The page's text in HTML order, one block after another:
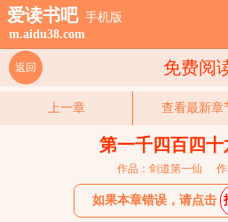
爱读书吧 手机版
m.aidu38.com
免费阅
返回
上一章 查看最新章
第一千四百四十
作品：剑道第一仙
如果本章错误，请点击